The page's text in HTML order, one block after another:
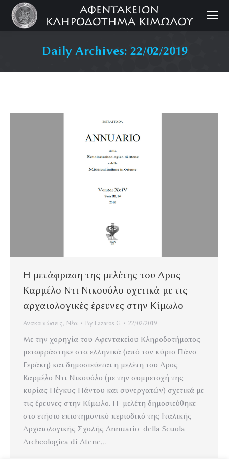
Daily Archives: 22/02/2019
Η μετάφραση της μελέτης του Δρος
Καρμέλο Ντι Νικουόλο σχετικά με τις
αρχαιολογικές έρευνες στην Κίμωλο
Ανακοινώσεις Νέα By Lazaros G 22/02/2019
Με την χορηγία του Αφεντακείου Κληροδοτήματος
μεταφράστηκε στα ελληνικά (από τον κύριο Πάνο
Γεράκη) και δημοσιεύεται η μελέτη του Δρος
Καρμέλο Ντι Νικουόλο (με την συμμετοχή της
κυρίας Πέγκυς Πάντου και συνεργατών) σχετικά με
τις έρευνες στην Κίμωλο. Η μελέτη δημοσιεύθηκε
στο ετήσιο επιστημονικό περιοδικό της Ιταλικής
Αρχαιολογικής Σχολής Annuario della Scuola
Archeologica di Atene…